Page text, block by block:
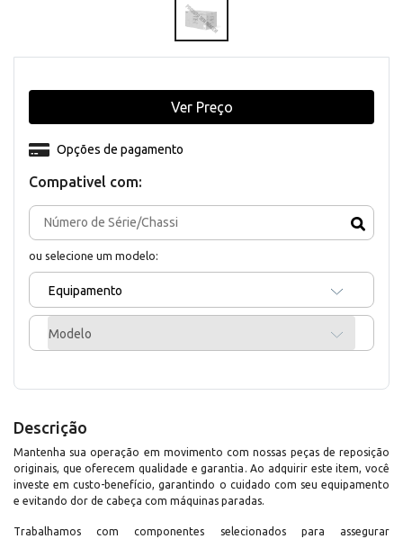
Compativel com:
ou selecione um modelo:
Equipamento
Modelo
Opções de pagamento
Ver Preço
Descrição
Mantenha sua operação em movimento com nossas peças de reposição
originais, que oferecem qualidade e garantia. Ao adquirir este item, você
investe em custo-benefício, garantindo o cuidado com seu equipamento
e evitando dor de cabeça com máquinas paradas.
Trabalhamos com componentes selecionados para assegurar